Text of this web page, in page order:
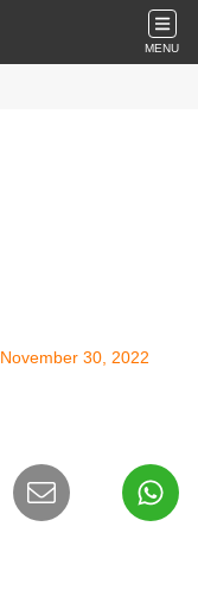
MENU
November 30, 2022